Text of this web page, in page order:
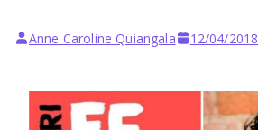
Anne Caroline Quiangala 12/04/2018